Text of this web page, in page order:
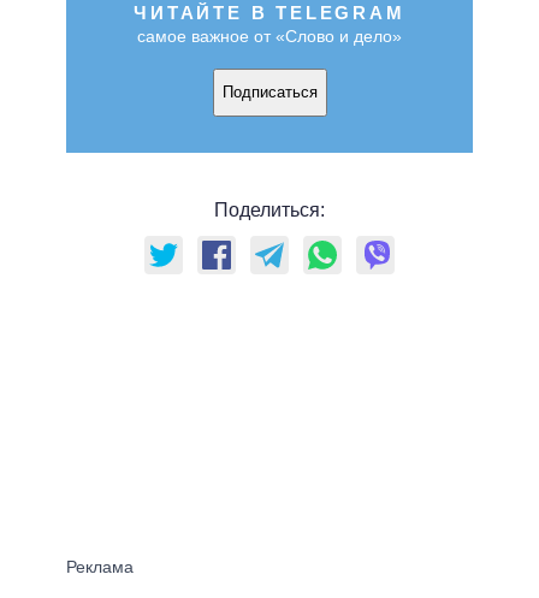
ЧИТАЙТЕ В TELEGRAM
самое важное от «Слово и дело»
Подписаться
Поделиться: